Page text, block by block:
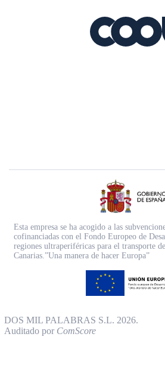
Esta empresa se ha acogido a las
cofinanciadas con el Fondo Europeo de
regiones ultraperiféricas para el transporte
Canarias.”Una manera de hacer Europa”
DOS MIL PALABRAS S.L. 2026.
Auditado por ComScore